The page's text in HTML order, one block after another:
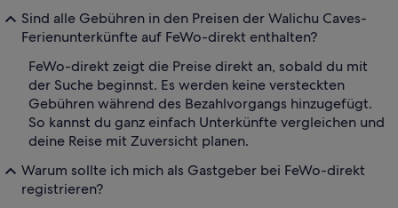
Sind alle Gebühren in den Preisen der Walichu Caves-
Ferienunterkünfte auf FeWo-direkt enthalten?
FeWo-direkt zeigt die Preise direkt an, sobald du mit
der Suche beginnst. Es werden keine versteckten
Gebühren während des Bezahlvorgangs hinzugefügt.
So kannst du ganz einfach Unterkünfte vergleichen und
deine Reise mit Zuversicht planen.
Warum sollte ich mich als Gastgeber bei FeWo-direkt
registrieren?